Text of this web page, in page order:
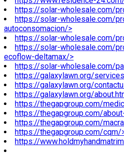
https://solar-wholesale.com/
https://solar-wholesale.com/
autoconsomacion/>
https://solar-wholesale.com/
https://solar-wholesale.com/
ecoflow-deltamax/>
https://solar-wholesale.com/
https://galaxylawn.org/
https://galaxylawn.org/
https://galaxylawn.org/
https://thegapgroup.com/
https://thegapgroup.com/
https://thegapgroup.com/
https://thegapgroup.com/cqm/
https://